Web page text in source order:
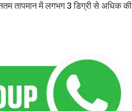
तापमान में लगभग 3 डिग्री से अधिक की